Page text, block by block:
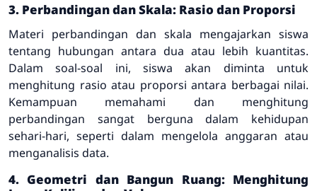
3. Perbandingan dan Skala: Rasio dan Proporsi
Materi perbandingan dan skala mengajarkan siswa
tentang hubungan antara dua atau lebih kuantitas.
Dalam soal-soal ini, siswa akan diminta untuk
menghitung rasio atau proporsi antara berbagai nilai.
Kemampuan memahami dan menghitung
perbandingan sangat berguna dalam kehidupan
sehari-hari, seperti dalam mengelola anggaran atau
menganalisis data.
4. Geometri dan Bangun Ruang: Menghitung